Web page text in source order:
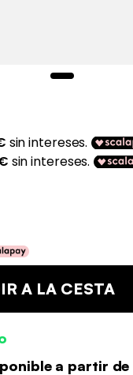
A LA CESTA
a partir de